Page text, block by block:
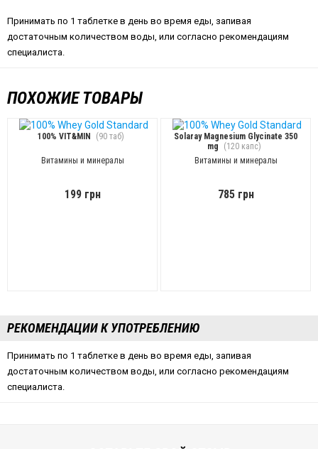
Принимать по 1 таблетке в день во время еды, запивая
достаточным количеством воды, или согласно рекомендациям
специалиста.
ПОХОЖИЕ ТОВАРЫ
100% VIT&MIN (90 таб)
Витамины и минералы
199 грн
Solaray Magnesium Glycinate 350
mg
(120 капс)
Витамины и минералы
785 грн
РЕКОМЕНДАЦИИ К УПОТРЕБЛЕНИЮ
Принимать по 1 таблетке в день во время еды, запивая
достаточным количеством воды, или согласно рекомендациям
специалиста.